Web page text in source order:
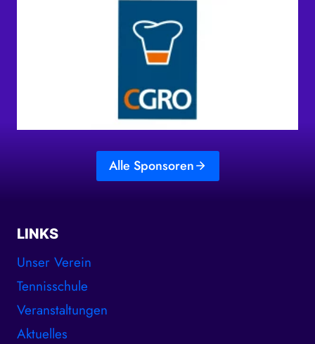
Alle Sponsoren
LINKS
Unser Verein
Tennisschule
Veranstaltungen
Aktuelles